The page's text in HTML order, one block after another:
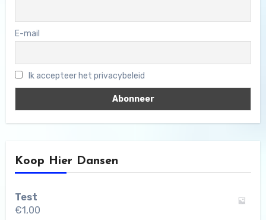
E-mail
Ik accepteer het privacybeleid
Koop Hier Dansen
Test
€1,00